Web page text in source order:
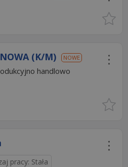
(K/M) NOWE
handlowo
pracy: Stała